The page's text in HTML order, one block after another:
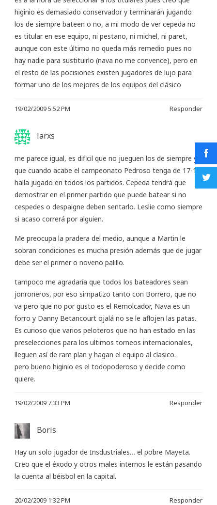
higinio es demasiado conservador y terminarán jugando
los de siempre bateen o no, a mi modo de ver cepeda no
es titular en ese equipo, ni pestano, ni michel, ni paret,
aunque con este último no queda más remedio pues no
hay nadie para sustituirlo (nava no me convence), pero en
el resto de las pocisiones existen jugadores de lujo para
formar uno de los mejores de los equipos del clásico
19/02/2009 5:52 PM Responder
larxs
me parece igual, es dificil que no jueguen los de siempre y
que cuando acabe el campeonato Pedroso tenga de 17-1 y
halla jugado en todos los partidos. Cepeda tendrá que
demostrar en el primer partido que puede batear si no
cespedes o despaigne deben sentarlo. Leslie como siempre
si acaso correrá por alguien.
Me preocupa la pradera del medio, aunque a Martin le
sobran condiciones es mucha presión además que de jugar
debe ser el primer o noveno palillo.
tampoco me agradaría que todos los bateadores sean
jonroneros, por eso simpatizo tanto con Borrero, que no
va pero que no por gusto es el Remolcador, Nava es un
forro y Danny Betancourt ojalá no se le aflojen las patas.
Es curioso que varios peloteros que no han estado en las
preselecciones para los ultimos torneos internacionales,
lleguen así de ram plan y hagan el equipo al clasico.
pero bueno higinio es el todopoderoso y decide como
quiere.
19/02/2009 7:33 PM Responder
Boris
Hay un solo jugador de Insdustriales… el pobre Mayeta.
Creo que el éxodo y otros males internos le están pasando
la cuenta al béisbol en la capital.
20/02/2009 1:32 PM Responder